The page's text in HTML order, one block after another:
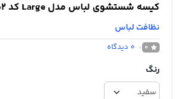
کیسه شستشوی لباس مدل Large کد 9952
نظافت لباس
0
0 دیدگاه
رنگ